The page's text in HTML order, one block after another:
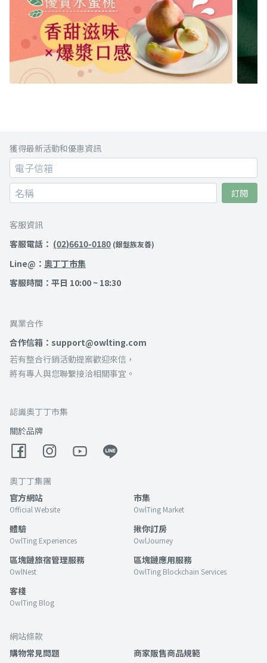
獲得最新活動和優惠資訊
訂閱
客服資訊
客服電話： (02)6610-0180 (銀髮族友善)
Line@： 奧丁丁市集
客服時間：平日 10:00 ~ 18:30
異業合作
合作信箱：support@owlting.com
若有整合行銷活動提案歡迎來信，
將有專人與您聯繫接洽相關事宜。
認識奧丁丁市集
關於品牌
奧丁丁集團
官方網站
Official Website
市集
OwlTing Market
體驗
OwlTing Experiences
揪你訂房
OwlJourney
區塊鏈旅宿管理服務
OwlNest
區塊鏈應用服務
OwlTing Blockchain Services
客棧
OwlTing Blog
網站條款
購物常見問題
商家販售商品規範